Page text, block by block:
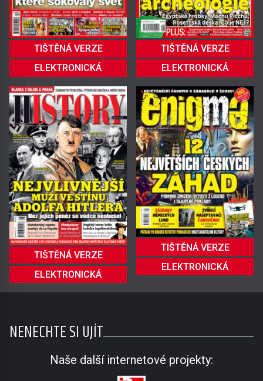
TIŠTĚNÁ VERZE
ELEKTRONICKÁ
TIŠTĚNÁ VERZE
ELEKTRONICKÁ
TIŠTĚNÁ VERZE
ELEKTRONICKÁ
TIŠTĚNÁ VERZE
ELEKTRONICKÁ
NENECHTE SI UJÍT
Naše další internetové projekty: